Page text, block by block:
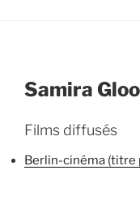
Samira
Films diffusés
Berlin-cinéma (titre